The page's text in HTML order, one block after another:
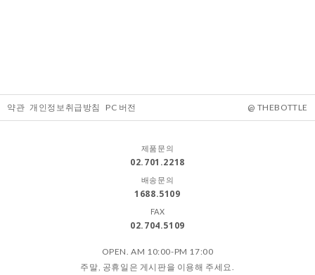
약관 개인정보취급방침 PC 버전 @ THEBOTTLE
제품문의
02.701.2218
배송문의
1688.5109
FAX
02.704.5109
OPEN. AM 10:00-PM 17:00
주말, 공휴일은 게시판을 이용해 주세요.